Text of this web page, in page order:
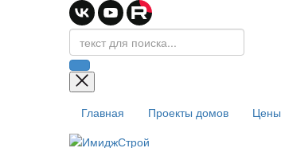
Главная Проекты домов Цены